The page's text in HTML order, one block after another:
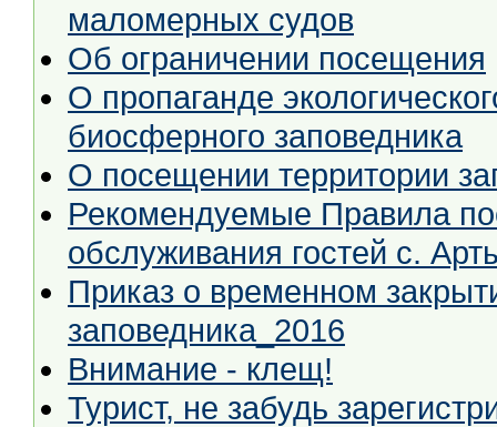
маломерных судов
Об ограничении посещения
О пропаганде
биосферного заповедника
О посещении территории
Рекомендуемые Правила
обслуживания гостей с.
Приказ о временном
заповедника_2016
Внимание - клещ!
Турист, не забудь